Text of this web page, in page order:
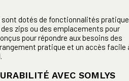
dotés de fonctionnalités
zips ou des emplacements pour
pour répondre aux besoins des
pratique et un accès facile
AVEC SOMLYS